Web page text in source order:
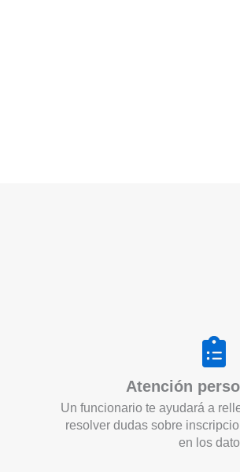
Atención
Un funcionario te ayudará a
resolver dudas sobre
en los